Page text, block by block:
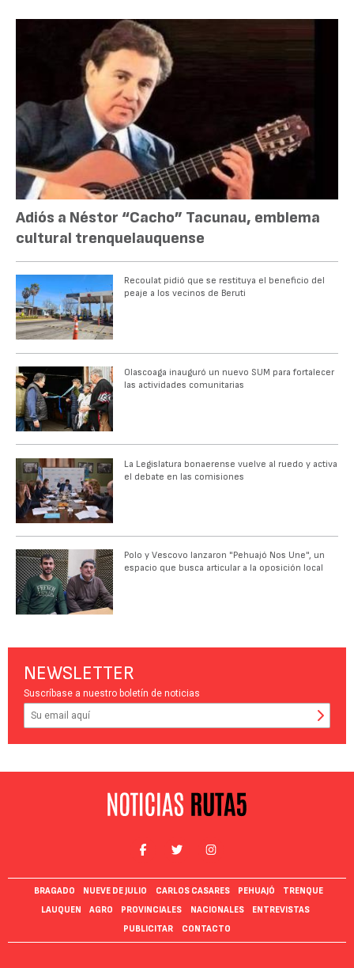
Adiós a Néstor “Cacho” Tacunau, emblema
cultural trenquelauquense
Recoulat pidió que se restituya el beneficio del
peaje a los vecinos de Beruti
Olascoaga inauguró un nuevo SUM para fortalecer
las actividades comunitarias
La Legislatura bonaerense vuelve al ruedo y activa
el debate en las comisiones
Polo y Vescovo lanzaron "Pehuajó Nos Une", un
espacio que busca articular a la oposición local
NEWSLETTER
Suscríbase a nuestro boletín de noticias
BRAGADO NUEVE DE JULIO CARLOS CASARES PEHUAJÓ
TRENQUE
LAUQUEN
AGRO PROVINCIALES NACIONALES
ENTREVISTAS
PUBLICITAR
CONTACTO